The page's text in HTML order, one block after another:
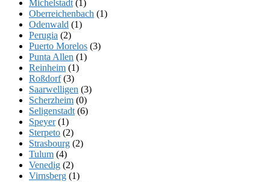
Michelstadt (1)
Oberreichenbach (1)
Odenwald (1)
Perugia (2)
Puerto Morelos (3)
Punta Allen (1)
Reinheim (1)
Roßdorf(3)
Saarwelligen (3)
Scherzheim (0)
Seligenstadt (6)
Speyer(1)
Sterpeto (2)
Strasbourg (2)
Tulum (4)
Venedig (2)
Virnsberg (1)